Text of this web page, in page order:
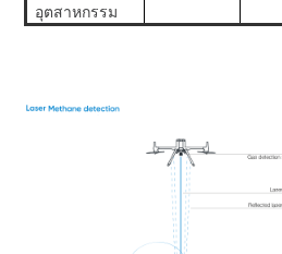
อุตสาหกรรม